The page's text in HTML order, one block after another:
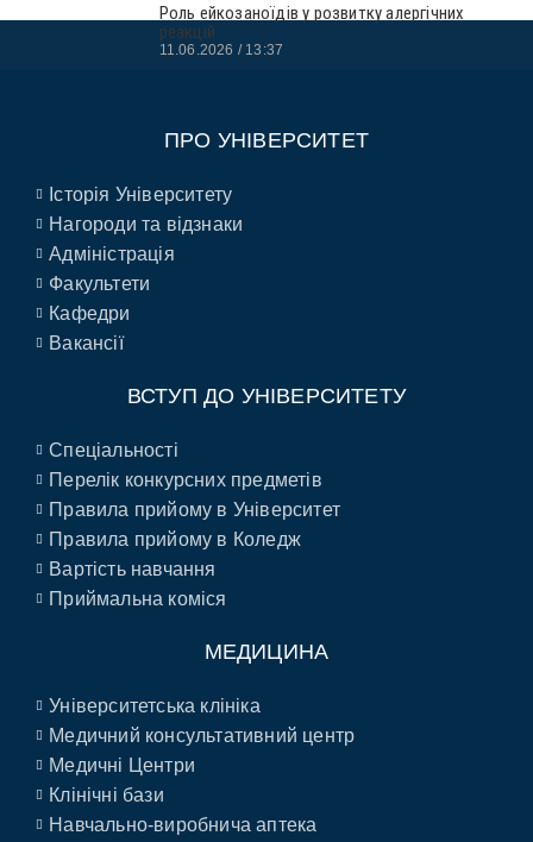
Роль ейкозаноїдів у розвитку алергічних
реакцій
11.06.2026 13:37
ПРО УНІВЕРСИТЕТ
Історія Університету
Нагороди та відзнаки
Адміністрація
Факультети
Кафедри
Вакансії
ВСТУП ДО УНІВЕРСИТЕТУ
Спеціальності
Перелік конкурсних предметів
Правила прийому в Університет
Правила прийому в Коледж
Вартість навчання
Приймальна коміся
МЕДИЦИНА
Університетська клініка
Медичний консультативний центр
Медичні Центри
Клінічні бази
Навчально-виробнича аптека